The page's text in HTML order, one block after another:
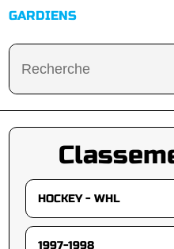
GARDIENS